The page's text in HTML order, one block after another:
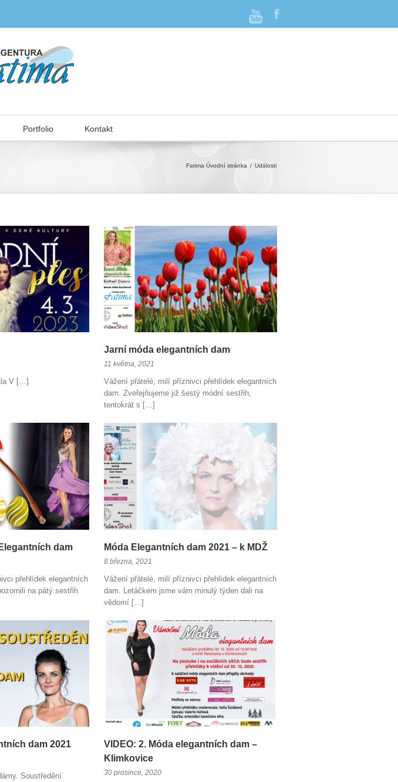
Portfolio Kontakt
Fatima Úvodní stránka Události
V […]
Jarní móda elegantních dam
11 května, 2021
Vážení přátelé, milí příznivci přehlídek elegantních
dam. Zveřejňujeme již šestý módní sestřih,
tentokrát s […]
dam
přehlídek elegantních
na pátý sestřih
Móda Elegantních dam 2021 – k MDŽ
8 března, 2021
Vážení přátelé, milí příznivci přehlídek elegantních
dam. Letáčkem jsme vám minulý týden dali na
vědomí […]
dam 2021
Soustředění
VIDEO: 2. Móda elegantních dam –
Klimkovice
30 prosince, 2020